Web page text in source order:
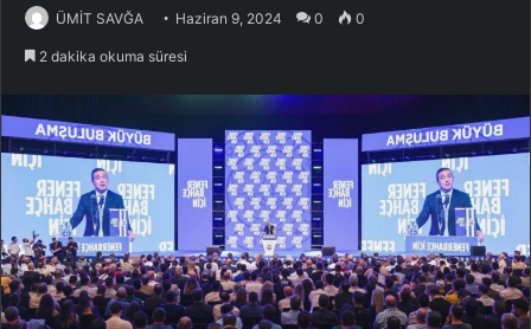
ÜMİT SAVĞA Haziran 9, 2024 0 0
2 dakika okuma süresi